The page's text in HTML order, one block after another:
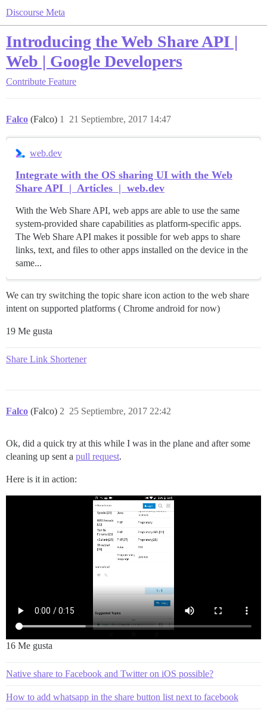
Discourse Meta
Introducing the Web Share API |
Web | Google Developers
Contribute Feature
Falco (Falco) 21 Septiembre, 2017 14:47
1
web.dev
Integrate with the OS sharing UI with the Web
Share API | Articles | web.dev
With the Web Share API, web apps are able to use the same
system-provided share capabilities as platform-specific apps.
The Web Share API makes it possible for web apps to share
links, text, and files to other apps installed on the device in the
same...
We can try switching the topic share icon action to the web share
intent on supported platforms ( Chrome android for now)
19 Me gusta
Share Link Shortener
Falco (Falco) 25 Septiembre, 2017 22:42
2
Ok, did a quick try at this while I was in the plane and after some
cleaning up sent a pull request.
Here is it in action:
16 Me gusta
Native share to Facebook and Twitter on iOS possible?
How to add whatsapp in the share button list next to facebook